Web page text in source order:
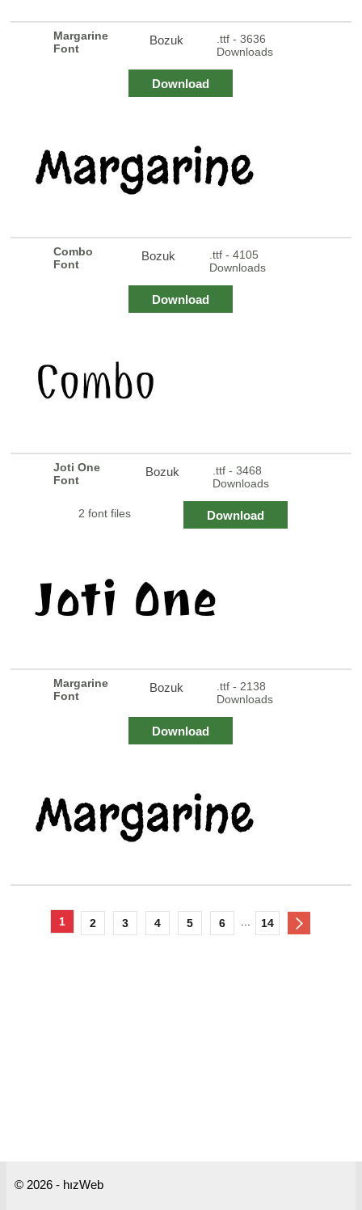
Margarine
Font
Bozuk
.ttf - 3636
Downloads
Download
Combo
Font
Bozuk
.ttf - 4105
Downloads
Download
Joti One
Font
Bozuk
.ttf - 3468
Downloads
2 font files Download
Margarine
Font
Bozuk
.ttf - 2138
Downloads
Download
1 2 3 4 5 6 14
© 2026 - hızWeb